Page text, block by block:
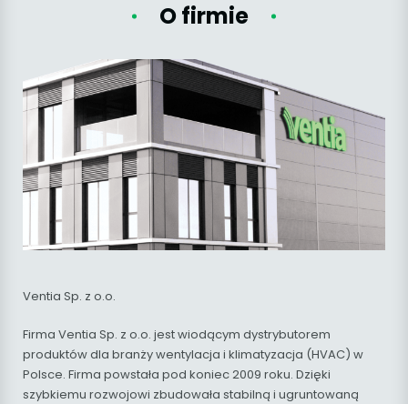
O firmie
Ventia Sp. z o.o.
Firma Ventia Sp. z o.o. jest wiodącym dystrybutorem
produktów dla branży wentylacja i klimatyzacja (HVAC) w
Polsce. Firma powstała pod koniec 2009 roku. Dzięki
szybkiemu rozwojowi zbudowała stabilną i ugruntowaną